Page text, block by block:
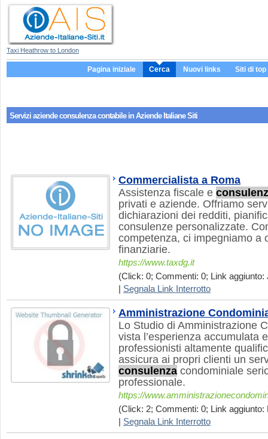
Taxi Heathrow to London
Pagina iniziale Cerca Nuovi links Siti di top
Servizi aziendeconsulenza contabilein Aziende Italiane Siti
Commercialista a Roma
Assistenza fiscale e
privati e aziende. Offriamo
dichiarazioni dei redditi,
consulenze personalizzate.
competenza, ci impegniamo a
finanziarie.
https://www.taxdg.it
(Click: 0; Commenti: 0; Link aggiunto:
Segnala Link Interrotto
Amministrazione
Lo Studio di Amministrazione
vista l’esperienza accumulata
professionisti altamente
assicura ai propri clienti un
consulenza condominiale
professionale.
https://
(Click: 2; Commenti: 0; Link aggiunto:
Segnala Link Interrotto